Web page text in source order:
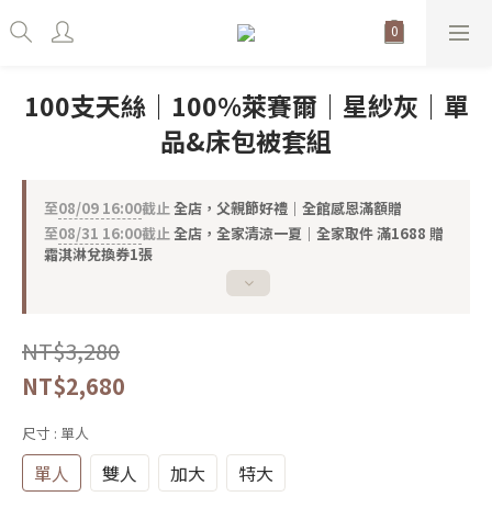
100支天絲｜100%萊賽爾｜星紗灰｜單
品&床包被套組
至08/09 16:00截止全店，父親節好禮｜全館感恩滿額贈
至08/31 16:00截止全店，全家清涼一夏｜全家取件 滿1688 贈
霜淇淋兌換券1張
NT$3,280
NT$2,680
尺寸 : 單人
單人 雙人 加大 特大